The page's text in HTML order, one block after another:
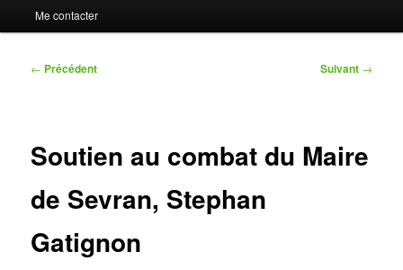
Me contacter
Navigation
← Précédent Suivant →
Soutien au combat du Maire
de Sevran, Stephan
Gatignon